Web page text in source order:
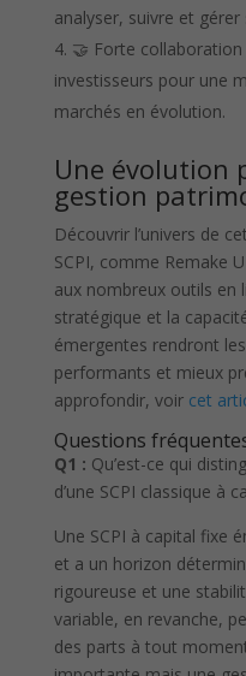
analyser, suivre et
🤝 Forte
investisseurs pour une
marchés en évolution.
Une évolution
gestion
Découvrir l’univers de
SCPI, comme Remake
aux nombreux outils en
stratégique et la
émergentes rendront
performants et mieux
approfondir, voir cet
Questions
Q1 : Qu’est-ce qui
d’une SCPI classique à
Une SCPI à capital fixe
et a un horizon
rigoureuse et une
variable, en revanche,
des parts à tout